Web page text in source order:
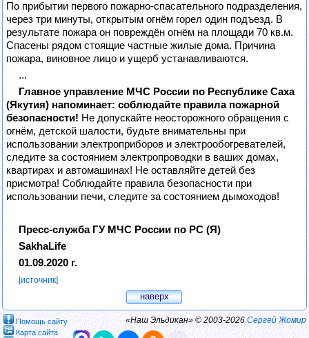
По прибытии первого пожарно-спасательного подразделения,
через три минуты, открытым огнём горел один подъезд. В
результате пожара он повреждён огнём на площади 70 кв.м.
Спасены рядом стоящие частные жилые дома. Причина
пожара, виновное лицо и ущерб устанавливаются.
...
Главное управление МЧС России по Республике Саха
(Якутия) напоминает: соблюдайте правила пожарной
безопасности! Не допускайте неосторожного обращения с
огнём, детской шалости, будьте внимательны при
использовании электроприборов и электрообогревателей,
следите за состоянием электропроводки в ваших домах,
квартирах и автомашинах! Не оставляйте детей без
присмотра! Соблюдайте правила безопасности при
использовании печи, следите за состоянием дымоходов!
Пресс-служба ГУ МЧС России по РС (Я)
SakhaLife
01.09.2020 г.
[источник]
наверх
Помощь сайту
Карта сайта
«Наш Эльдикан» © 2003-2026 Сергей Жомир